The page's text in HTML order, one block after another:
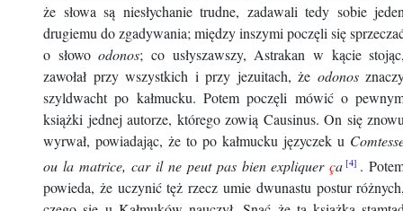
że słowa są niesłychanie trudne, zadawali tedy sobie
drugiemu do zgadywania; między inszymi poczęli się
o słowoodonos; co usłyszawszy, Astrakan w kącie
zawołał przy wszystkich i przy jezuitach, że odonos
szyldwacht po kałmucku. Potem poczęli mówić o
książki jednej autorze, którego zowią Causinus. On się
wyrwał, powiadając, że to po kałmucku języczek u
ou la matrice, car il ne peut pas bien expliquerça
.
powieda, że uczynić tęż rzecz umie dwunastu postur